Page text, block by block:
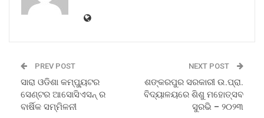
PREV POST
ସାରା ଓଡିଶା କମ୍ପ୍ୟୁଟର
ସେଣ୍ଟର ଆସୋସିଏସନ୍ ର
ବାର୍ଷିକ ସମ୍ମିଳନୀ
NEXT POST
ଶଙ୍କରପୁର ସରକାରୀ ଉ.ପ୍ରା.
ବିଦ୍ୟାଳୟରେ ଶିଶୁ ମହୋତ୍ସବ
ସୁରଭି – ୨୦୨୩